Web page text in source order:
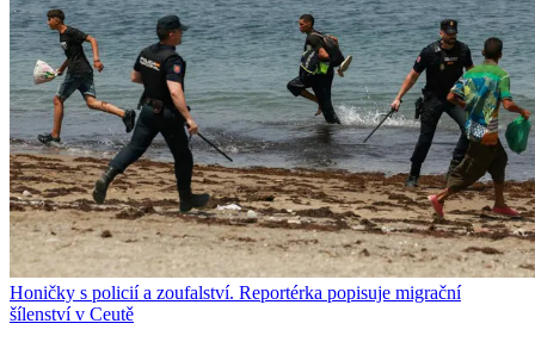
Honičky s policií a zoufalství. Reportérka popisuje migrační
šílenství v Ceutě